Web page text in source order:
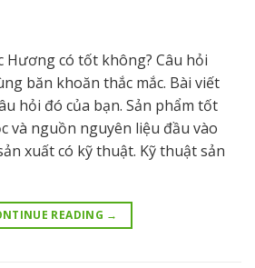
Hương có tốt không? Câu hỏi
băn khoăn thắc mắc. Bài viết
hỏi đó của bạn. Sản phẩm tốt
và nguồn nguyên liệu đầu vào
xuất có kỹ thuật. Kỹ thuật sản
READING →